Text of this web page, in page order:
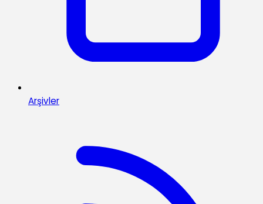
Arşivler